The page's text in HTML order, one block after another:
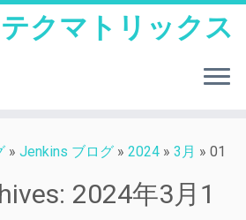
クマトリックス
» Jenkins ブログ » 2024 » 3月 » 01
2024年3月1